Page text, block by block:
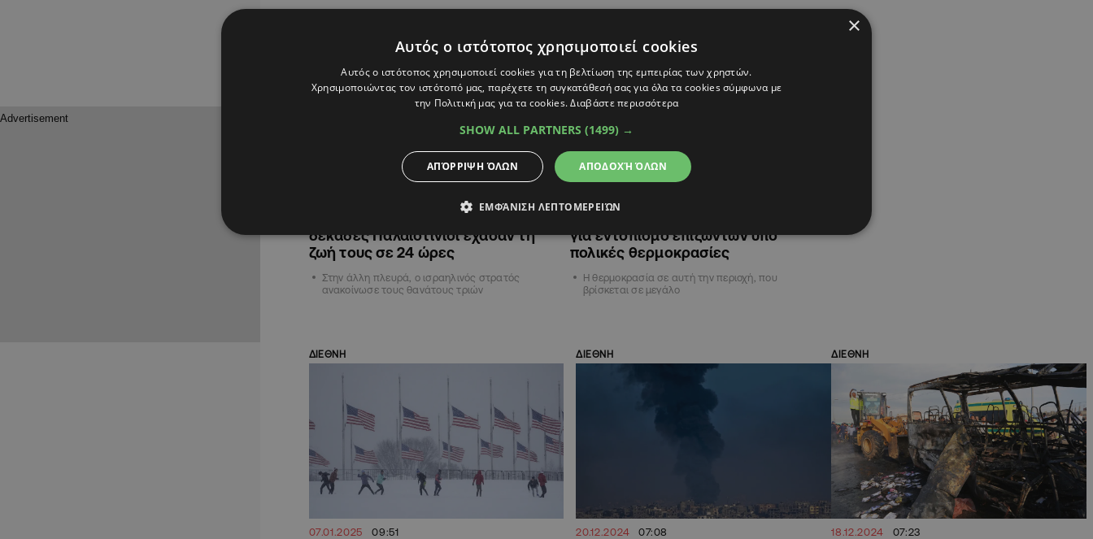
Ρέει ασταμάτητο το αίμα στη Γάζα,
δεκάδες Παλαιστίνιοι έχασαν τη
ζωή τους σε 24 ώρες
Στην άλλη πλευρά, ο ισραηλινός στρατός
ανακοίνωσε τους θανάτους τριών
για εντοπισμό επιζώντων υπό
πολικές θερμοκρασίες
Η θερμοκρασία σε αυτή την περιοχή, που
βρίσκεται σε μεγάλο
ΔΙΕΘΝΗ
07.01.2025 09:51
ΔΙΕΘΝΗ
20.12.2024 07:08
ΔΙΕΘΝΗ
18.12.2024 07:23
×
Αυτός ο ιστότοπος χρησιμοποιεί cookies
Αυτός ο ιστότοπος χρησιμοποιεί cookies για τη βελτίωση της εμπειρίας των χρηστών.
Χρησιμοποιώντας τον ιστότοπό μας, παρέχετε τη συγκατάθεσή σας για όλα τα cookies σύμφωνα με
την Πολιτική μας για τα cookies.Διαβάστε περισσότερα
SHOW ALL PARTNERS (1499) →
ΑΠΟΔΟΧΉ ΌΛΩΝ
ΑΠΌΡΡΙΨΗ ΌΛΩΝ
ΕΜΦΆΝΙΣΗ ΛΕΠΤΟΜΕΡΕΙΏΝ